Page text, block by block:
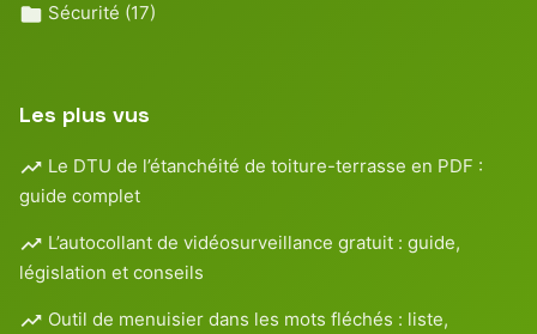
Sécurité (17)
Les plus vus
Le DTU de l’étanchéité de toiture-terrasse en PDF :
guide complet
L’autocollant de vidéosurveillance gratuit : guide,
législation et conseils
Outil de menuisier dans les mots fléchés : liste,